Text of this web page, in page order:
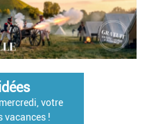
votre
vacances !